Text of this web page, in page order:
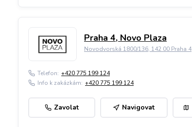
Praha 4, Novo Plaza
Novodvorská 1800/136, 142 00 Praha 4
Telefon: +420 775 199 124
Info k zakázkám: +420 775 199 124
Zavolat Navigovat